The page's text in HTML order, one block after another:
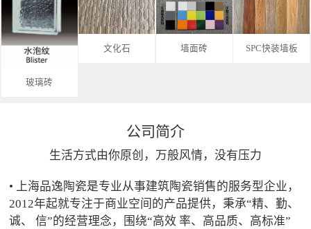
玻璃砖
文化石 墙面砖 SPC快装墙板
公司简介
生活方式由你原创，万般风情，没有压力
• 上海品逸陶瓷是专业从事建筑陶瓷销售的服务型企业，
2012年起就专注于商业空间的产品提供，秉承“精、勤、
诚、 信”的经营理念，围绕“高效 率、高品质、高标准”